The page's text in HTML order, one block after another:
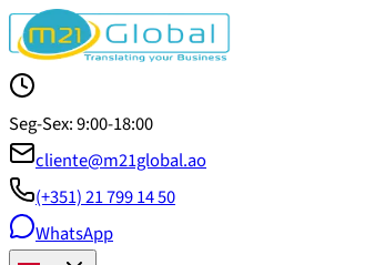
Seg-Sex: 9:00-18:00
cliente@m21global.ao
(+351) 21 799 14 50
WhatsApp